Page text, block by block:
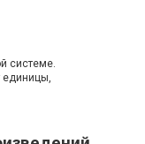
системе.
единицы,